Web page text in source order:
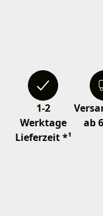
1-2
Werktage
Lieferzeit *¹
ab